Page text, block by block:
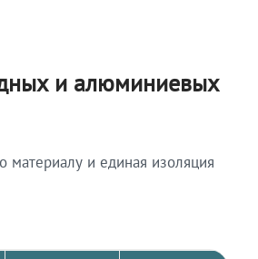
и алюминиевых
материалу и единая изоляция